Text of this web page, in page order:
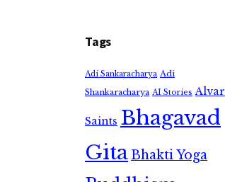
Tags
Adi Sankaracharya Adi
Shankaracharya AI Stories Alvar
Saints Bhagavad
GitaBhakti Yoga